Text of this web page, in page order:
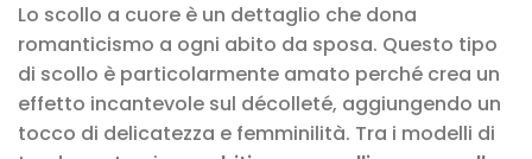
Lo scollo a cuore è un dettaglio che dona
romanticismo a ogni abito da sposa. Questo tipo
di scollo è particolarmente amato perché crea un
effetto incantevole sul décolleté, aggiungendo un
tocco di delicatezza e femminilità. Tra i modelli di